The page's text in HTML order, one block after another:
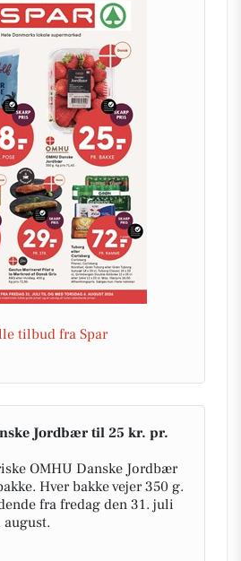
tilbud fra Spar
Jordbær til 25 kr. pr.
OMHU Danske Jordbær
Hver bakke vejer 350 g.
fra fredag den 31. juli